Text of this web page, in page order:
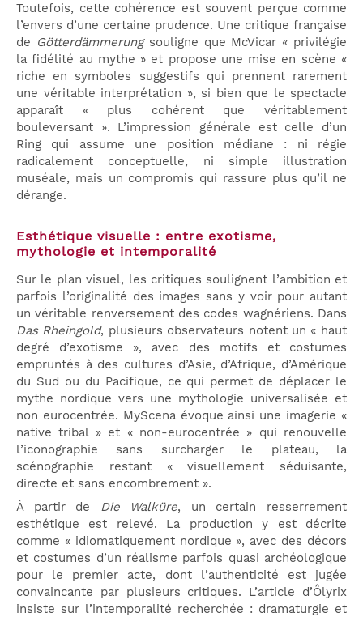
Toutefois, cette cohérence est souvent perçue comme
l’envers d’une certaine prudence. Une critique française
de Götterdämmerungsouligne que McVicar « privilégie
la fidélité au mythe » et propose une mise en scène «
riche en symboles suggestifs qui prennent rarement
une véritable interprétation », si bien que le spectacle
apparaît « plus cohérent que véritablement
bouleversant ». L’impression générale est celle d’un
Ring qui assume une position médiane : ni régie
radicalement conceptuelle, ni simple illustration
muséale, mais un compromis qui rassure plus qu’il ne
dérange.
Esthétique visuelle : entre exotisme,
mythologie et intemporalité
Sur le plan visuel, les critiques soulignent l’ambition et
parfois l’originalité des images sans y voir pour autant
un véritable renversement des codes wagnériens. Dans
Das Rheingold, plusieurs observateurs notent un « haut
degré d’exotisme », avec des motifs et costumes
empruntés à des cultures d’Asie, d’Afrique, d’Amérique
du Sud ou du Pacifique, ce qui permet de déplacer le
mythe nordique vers une mythologie universalisée et
non eurocentrée. MyScena évoque ainsi une imagerie «
native tribal » et « non-eurocentrée » qui renouvelle
l’iconographie sans surcharger le plateau, la
scénographie restant « visuellement séduisante,
directe et sans encombrement ».
À partir de Die Walküre, un certain resserrement
esthétique est relevé. La production y est décrite
comme « idiomatiquement nordique », avec des décors
et costumes d’un réalisme parfois quasi archéologique
pour le premier acte, dont l’authenticité est jugée
convaincante par plusieurs critiques. L’article d’Ôlyrix
insiste sur l’intemporalité recherchée : dramaturgie et